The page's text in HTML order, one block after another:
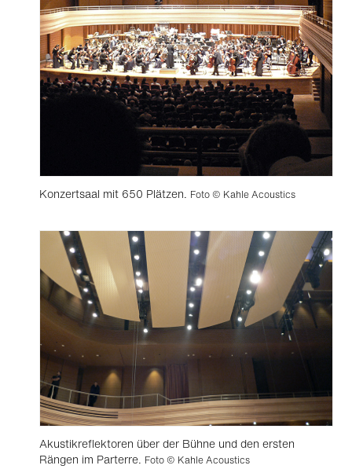
Konzertsaal mit 650 Plätzen. Foto © Kahle Acoustics
Akustikreflektoren über der Bühne und den ersten
Rängen im Parterre. Foto © Kahle Acoustics